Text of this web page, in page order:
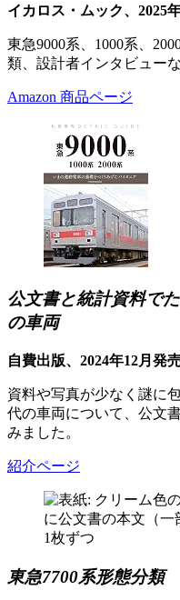
イカロス・ムック、2025
東急9000系、1000系、
類、設計者インタビュー
Amazon 商品ページ
公文書と統計資料で
の車両
自費出版、2024年12月発
資料や写真が少なく謎に
代の車両について、公文
みました。
紹介ページ
東急7700系形態分類